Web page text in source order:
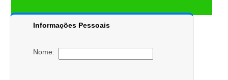
Informações Pessoais
Nome: